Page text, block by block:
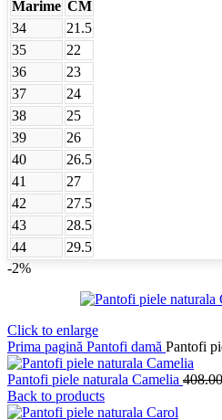
Marime CM
34
21.5
35
22
36
23
37
24
38
25
39
26
40
26.5
41
27
42
27.5
43
28.5
44
29.5
-2%
Click to enlarge
Prima pagină Pantofi damă Pantofi
Pantofi piele naturala Camelia
Back to products